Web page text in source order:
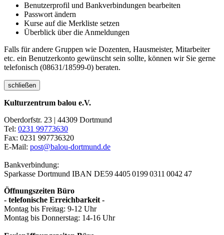
Benutzerprofil und Bankverbindungen bearbeiten
Passwort ändern
Kurse auf die Merkliste setzen
Überblick über die Anmeldungen
Falls für andere Gruppen wie Dozenten, Hausmeister, Mitarbeiter
etc. ein Benutzerkonto gewünscht sein sollte, können wir Sie gerne
telefonisch (08631/18599-0) beraten.
schließen
Kulturzentrum balou e.V.
Oberdorfstr. 23 | 44309 Dortmund
Tel: 0231 99773630
Fax: 0231 997736320
E-Mail: post@balou-dortmund.de
Bankverbindung:
Sparkasse Dortmund IBAN DE59 4405 0199 0311 0042 47
Öffnungszeiten Büro
- telefonische Erreichbarkeit -
Montag bis Freitag: 9-12 Uhr
Montag bis Donnerstag: 14-16 Uhr